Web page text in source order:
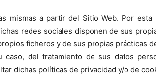
mismas a partir del Sitio Web. Por
redes sociales disponen de sus
ficheros y de sus propias prácticas
del tratamiento de sus datos
dichas políticas de privacidad y/o de